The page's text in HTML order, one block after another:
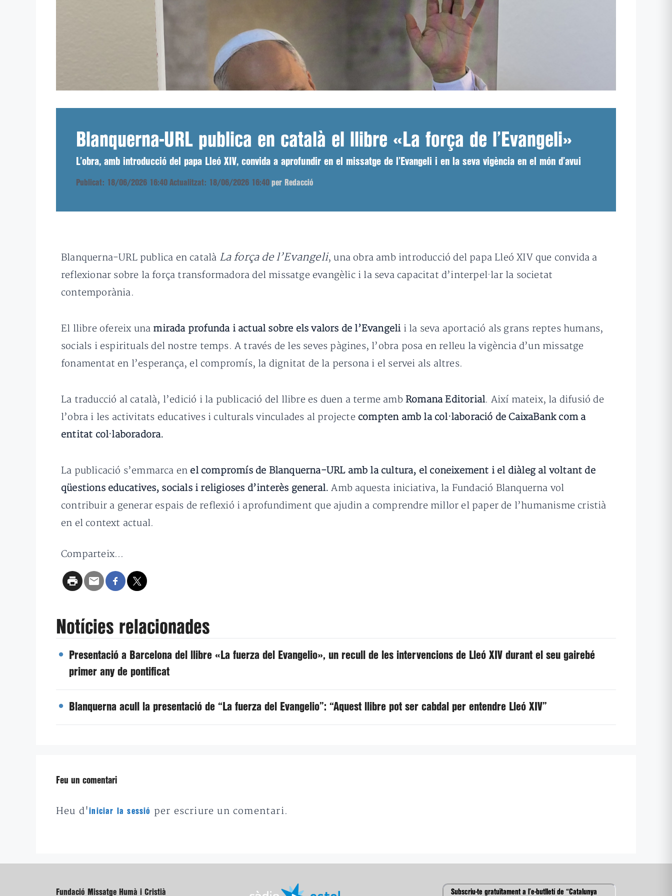
Blanquerna-URL publica en català el llibre «La força de l’Evangeli»
L’obra, amb introducció del papa Lleó XIV, convida a aprofundir en el missatge de l’Evangeli i en la seva vigència en el món d’avui
Publicat: 18/06/2026 16:40 Actualitzat: 18/06/2026 16:40 per Redacció
Blanquerna-URL publica en català La força de l’Evangeli, una obra amb introducció del papa Lleó XIV que convida a
reflexionar sobre la força transformadora del missatge evangèlic i la seva capacitat d’interpel·lar la societat
contemporània.
El llibre ofereix una mirada profunda i actual sobre els valors de l’Evangeli i la seva aportació als grans reptes humans,
socials i espirituals del nostre temps. A través de les seves pàgines, l’obra posa en relleu la vigència d’un missatge
fonamentat en l’esperança, el compromís, la dignitat de la persona i el servei als altres.
La traducció al català, l’edició i la publicació del llibre es duen a terme amb Romana Editorial. Així mateix, la difusió de
l’obra i les activitats educatives i culturals vinculades al projecte compten amb la col·laboració de CaixaBank com a
entitat col·laboradora.
La publicació s’emmarca en el compromís de Blanquerna-URL amb la cultura, el coneixement i el diàleg al voltant de
qüestions educatives, socials i religioses d’interès general. Amb aquesta iniciativa, la Fundació Blanquerna vol
contribuir a generar espais de reflexió i aprofundiment que ajudin a comprendre millor el paper de l’humanisme cristià
en el context actual.
Comparteix...
Notícies relacionades
Presentació a Barcelona del llibre «La fuerza del Evangelio», un recull de les intervencions de Lleó XIV durant el seu gairebé
primer any de pontificat
Blanquerna acull la presentació de “La fuerza del Evangelio”: “Aquest llibre pot ser cabdal per entendre Lleó XIV”
Feu un comentari
Heu d'iniciar la sessió per escriure un comentari.
Fundació Missatge Humà i Cristià Subscriu-te gratuïtament a l’e-butlletí de “Catalunya